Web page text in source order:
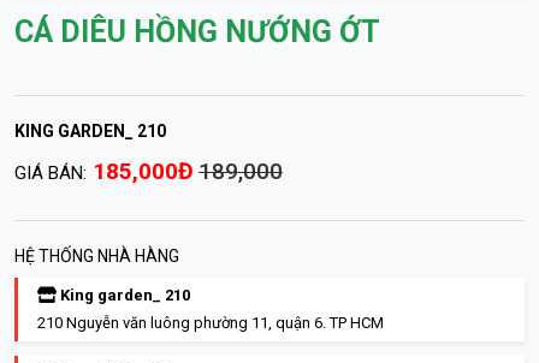
CÁ DIÊU HỒNG NƯỚNG ỚT
KING GARDEN_ 210
GIÁ BÁN: 185,000Đ 189,000
HỆ THỐNG NHÀ HÀNG
King garden_ 210
210 Nguyễn văn luông phường 11, quận 6. TP HCM